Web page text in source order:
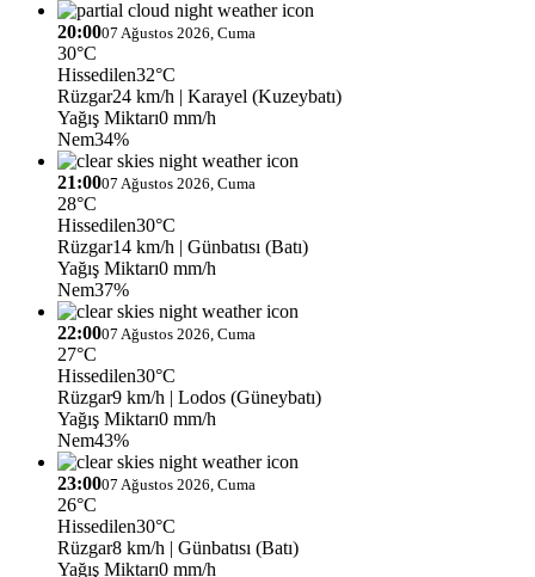
20:0007 Ağustos 2026, Cuma
30°C
Hissedilen32°C
Rüzgar24 km/h | Karayel (Kuzeybatı)
Yağış Miktarı0 mm/h
Nem34%
21:0007 Ağustos 2026, Cuma
28°C
Hissedilen30°C
Rüzgar14 km/h | Günbatısı (Batı)
Yağış Miktarı0 mm/h
Nem37%
22:0007 Ağustos 2026, Cuma
27°C
Hissedilen30°C
Rüzgar9 km/h | Lodos (Güneybatı)
Yağış Miktarı0 mm/h
Nem43%
23:0007 Ağustos 2026, Cuma
26°C
Hissedilen30°C
Rüzgar8 km/h | Günbatısı (Batı)
Yağış Miktarı0 mm/h